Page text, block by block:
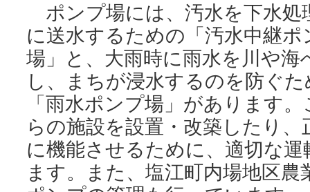
ポンプ場には、汚水を下水処
に送水するための「汚水中継ポ
場」と、大雨時に雨水を川や海
し、まちが浸水するのを防ぐ
「雨水ポンプ場」があります。
らの施設を設置・改築したり、
に機能させるために、適切な
ます。また、塩江町内場地区